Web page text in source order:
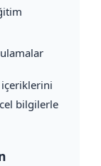
bilgilerle